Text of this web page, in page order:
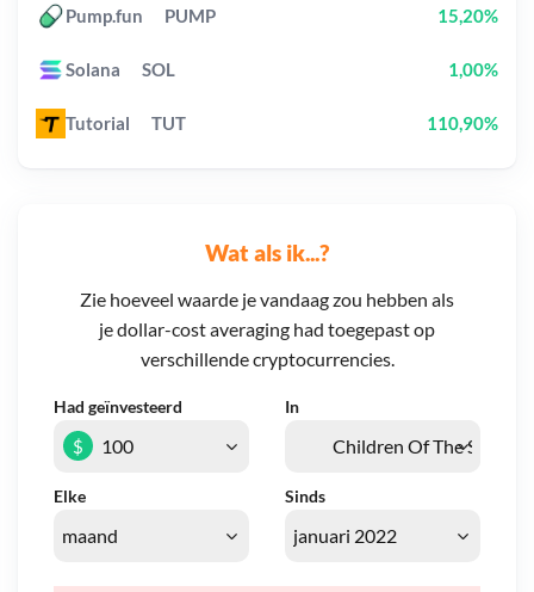
Wat als ik...?
Zie hoeveel waarde je vandaag zou hebben als
je dollar-cost averaging had toegepast op
verschillende cryptocurrencies.
Had geïnvesteerd In
Elke Sinds
$
Pump.fun PUMP 15,20%
Solana SOL 1,00%
Tutorial TUT 110,90%